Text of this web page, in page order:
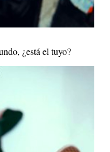
¿está el tuyo?